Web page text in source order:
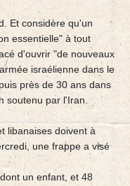
Et considère qu'un
essentielle" à tout
d'ouvrir "de nouveaux
israélienne dans le
près de 30 ans dans
soutenu par l'Iran.
libanaises doivent à
une frappe a visé
un enfant, et 48